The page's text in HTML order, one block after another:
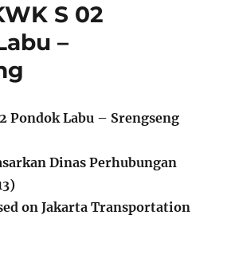
S 02
–
Pondok Labu – Srengseng
Dinas Perhubungan
on Jakarta Transportation